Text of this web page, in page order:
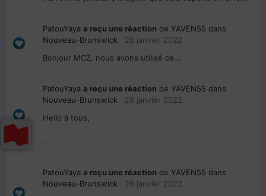
PatouYaya a reçu une réaction de YAVEN55 dans
Nouveau-Brunswick
28 janvier 2022
Bonjour MCZ, nous avons utilisé ce...
PatouYaya a reçu une réaction de YAVEN55 dans
Nouveau-Brunswick
28 janvier 2022
Hello à tous,
...
PatouYaya a reçu une réaction de YAVEN55 dans
Nouveau-Brunswick
28 janvier 2022